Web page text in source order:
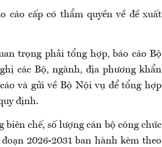
cáo cấp có thẩm quyền về đề xuất
trọng phải tổng hợp, báo cáo Bộ
các Bộ, ngành, địa phương khẩn
và gửi về Bộ Nội vụ để tổng hợp
định.
chế, số lượng cán bộ công chức
2026-2031 ban hành kèm theo